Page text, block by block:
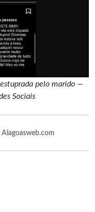
pelo marido —
Sociais
Alagoasweb.com